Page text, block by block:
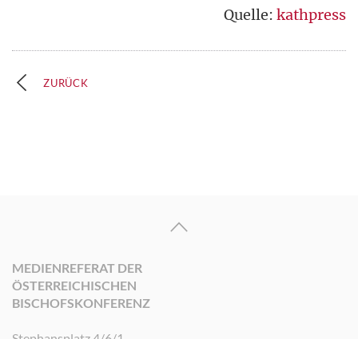
Quelle: kathpress
ZURÜCK
MEDIENREFERAT DER
ÖSTERREICHISCHEN
BISCHOFSKONFERENZ